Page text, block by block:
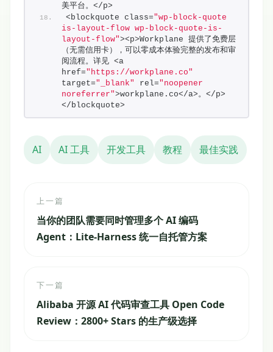
美平台。</p>
<blockquote class="wp-block-quote
is-layout-flow wp-block-quote-is-
layout-flow"><p>Workplane 提供了免费层
（无需信用卡），可以零成本体验完整的发布和审
阅流程。详见 <a
href="https://workplane.co"
target="_blank" rel="noopener
noreferrer">workplane.co</a>。</p>
</blockquote>
AI AI 工具 开发工具 教程 最佳实践
上一篇
当你的团队需要同时管理多个 AI 编码
Agent：Lite-Harness 统一自托管方案
下一篇
Alibaba 开源 AI 代码审查工具 Open Code
Review：2800+ Stars 的生产级选择